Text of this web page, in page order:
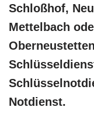
Schloßhof,
Mettelbach
Notdienst.